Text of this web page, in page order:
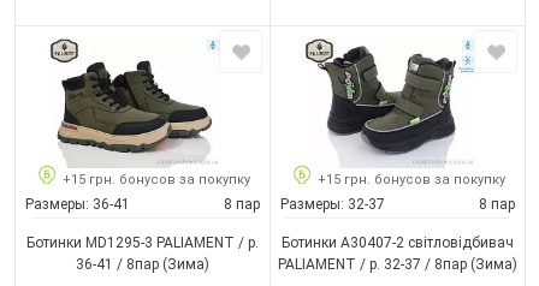
+15 грн. бонусов за покупку
Размеры: 36-41 8 пар
Ботинки MD1295-3 PALIAMENT / p.
36-41 / 8пар (Зима)
+15 грн. бонусов за покупку
Размеры: 32-37 8 пар
Ботинки A30407-2 світловідбивач
PALIAMENT / p. 32-37 / 8пар (Зима)